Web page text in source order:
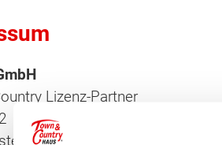
Lizenz-Partner